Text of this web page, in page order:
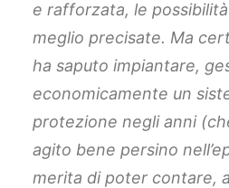
e rafforzata, le
meglio precisate. Ma
ha saputo impiantare,
economicamente un
protezione negli anni
agito bene persino
merita di poter contare,